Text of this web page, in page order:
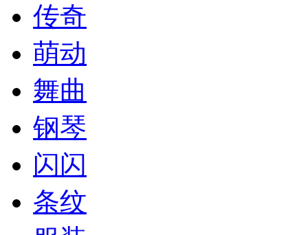
传奇
萌动
舞曲
钢琴
闪闪
条纹